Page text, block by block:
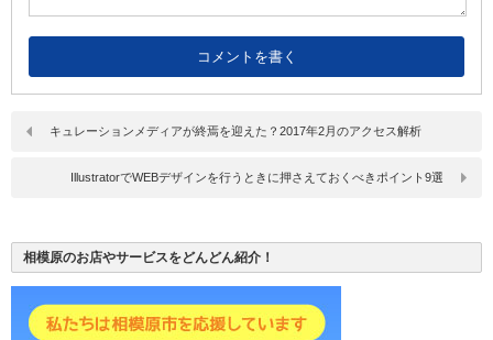
キュレーションメディアが終焉を迎えた？2017年2月のアクセス解析
IllustratorでWEBデザインを行うときに押さえておくべきポイント9選
相模原のお店やサービスをどんどん紹介！